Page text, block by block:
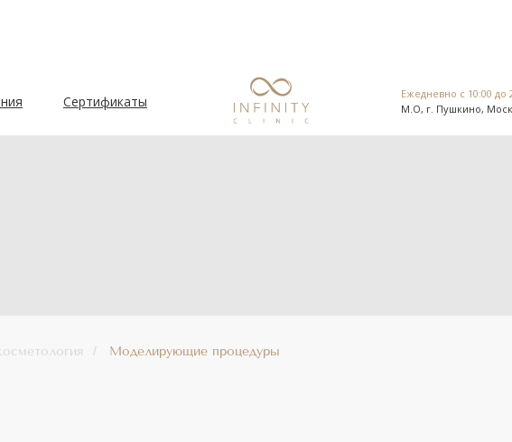
М.О, г. Пушкино,
Ежедневно с 10:00 до
Сертификаты
/ Моделирующие процедуры